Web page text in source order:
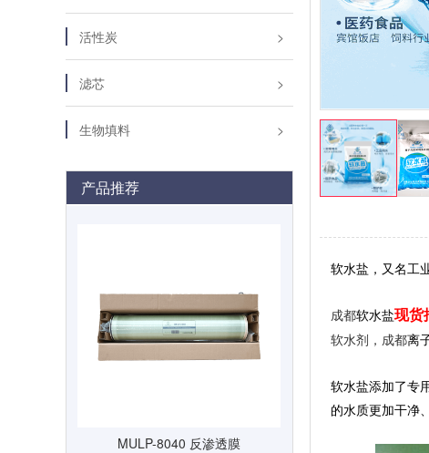
活性炭
滤芯
生物填料
产品推荐
MULP-8040 反渗透膜
软水盐，又名工
成都软水盐现货
软水剂 ， 成都离
软水盐添加了专
的水质更加干净